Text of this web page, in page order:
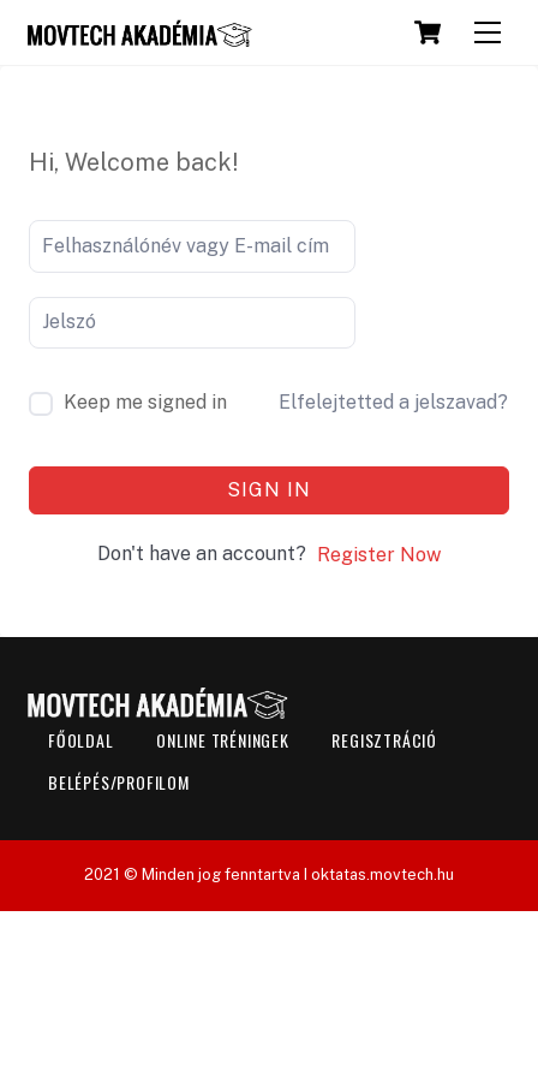
Cart
Hi, Welcome back!
Keep me signed in Elfelejtetted a jelszavad?
SIGN IN
Don't have an account? Register Now
FŐOLDAL ONLINE TRÉNINGEK
REGISZTRÁCIÓ
BELÉPÉS/PROFILOM
2021 © Minden jog fenntartva I oktatas.movtech.hu